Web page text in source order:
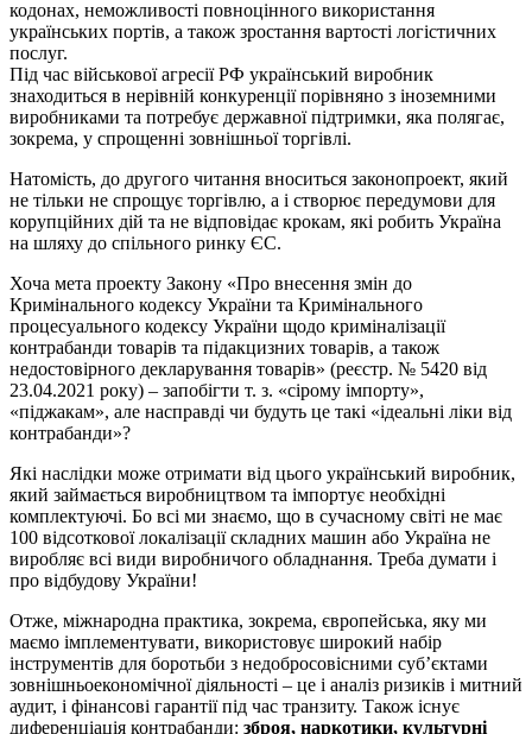
кодонах, неможливості повноцінного використання
українських портів, а також зростання вартості логістичних
послуг.
Під час військової агресії РФ український виробник
знаходиться в нерівній конкуренції порівняно з іноземними
виробниками та потребує державної підтримки, яка полягає,
зокрема, у спрощенні зовнішньої торгівлі.
Натомість, до другого читання вноситься законопроект, який
не тільки не спрощує торгівлю, а і створює передумови для
корупційних дій та не відповідає крокам, які робить Україна
на шляху до спільного ринку ЄС.
Хоча мета проекту Закону «Про внесення змін до
Кримінального кодексу України та Кримінального
процесуального кодексу України щодо криміналізації
контрабанди товарів та підакцизних товарів, а також
недостовірного декларування товарів» (реєстр. № 5420 від
23.04.2021 року) – запобігти т. з. «сірому імпорту»,
«піджакам», але насправді чи будуть це такі «ідеальні ліки від
контрабанди»?
Які наслідки може отримати від цього український виробник,
який займається виробництвом та імпортує необхідні
комплектуючі. Бо всі ми знаємо, що в сучасному світі не має
100 відсоткової локалізації складних машин або Україна не
виробляє всі види виробничого обладнання. Треба думати і
про відбудову України!
Отже, міжнародна практика, зокрема, європейська, яку ми
маємо імплементувати, використовує широкий набір
інструментів для боротьби з недобросовісними суб’єктами
зовнішньоекономічної діяльності – це і аналіз ризиків і митний
аудит, і фінансові гарантії під час транзиту. Також існує
диференціація контрабанди: зброя, наркотики, культурні